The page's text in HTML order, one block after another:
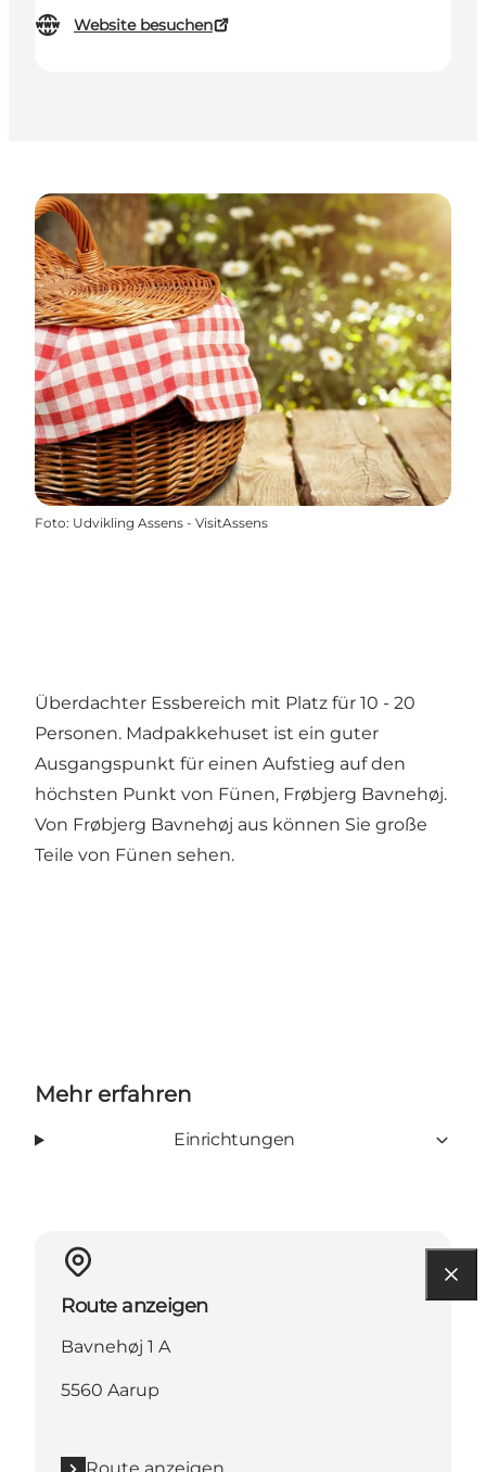
Website besuchen
Foto: Udvikling Assens - VisitAssens
Überdachter Essbereich mit Platz für 10 - 20
Personen. Madpakkehuset ist ein guter
Ausgangspunkt für einen Aufstieg auf den
höchsten Punkt von Fünen, Frøbjerg Bavnehøj.
Von Frøbjerg Bavnehøj aus können Sie große
Teile von Fünen sehen.
Mehr erfahren
Einrichtungen
Route anzeigen
Bavnehøj 1 A
5560 Aarup